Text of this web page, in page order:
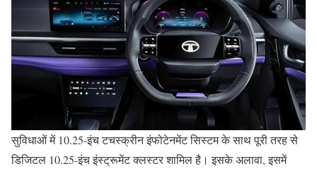
सुविधाओं में 10.25-इंच टचस्क्रीन इंफोटेनमेंट सिस्टम के साथ पूरी तरह से
डिजिटल 10.25-इंच इंस्ट्रूमेंट क्लस्टर शामिल है। इसके अलावा, इसमें